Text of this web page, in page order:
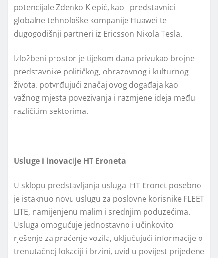
potencijale Zdenko Klepić, kao i predstavnici
globalne tehnološke kompanije Huawei te
dugogodišnji partneri iz Ericsson Nikola Tesla.
Izložbeni prostor je tijekom dana privukao brojne
predstavnike političkog, obrazovnog i kulturnog
života, potvrđujući značaj ovog događaja kao
važnog mjesta povezivanja i razmjene ideja među
različitim sektorima.
Usluge i inovacije HT Eroneta
U sklopu predstavljanja usluga, HT Eronet posebno
je istaknuo novu uslugu za poslovne korisnike FLEET
LITE, namijenjenu malim i srednjim poduzećima.
Usluga omogućuje jednostavno i učinkovito
rješenje za praćenje vozila, uključujući informacije o
trenutačnoj lokaciji i brzini, uvid u povijest prijeđene